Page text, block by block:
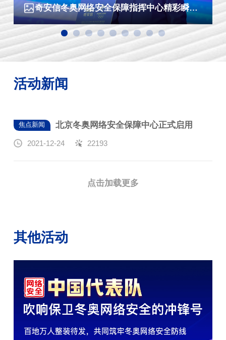
奇安信冬奥网络安全保障指挥中心精彩瞬间三
活动新闻
焦点新闻 北京冬奥网络安全保障中心正式启用
2021-12-24 22193
点击加载更多
其他活动